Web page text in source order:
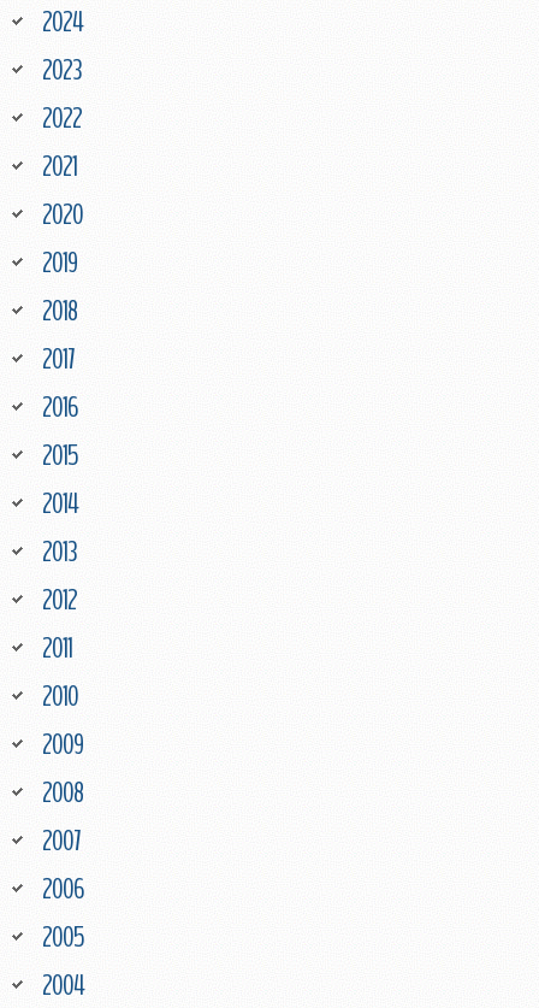
2024
2023
2022
2021
2020
2019
2018
2017
2016
2015
2014
2013
2012
2011
2010
2009
2008
2007
2006
2005
2004